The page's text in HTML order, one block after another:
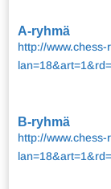
A-ryhmä
http://
B-ryhmä
http://